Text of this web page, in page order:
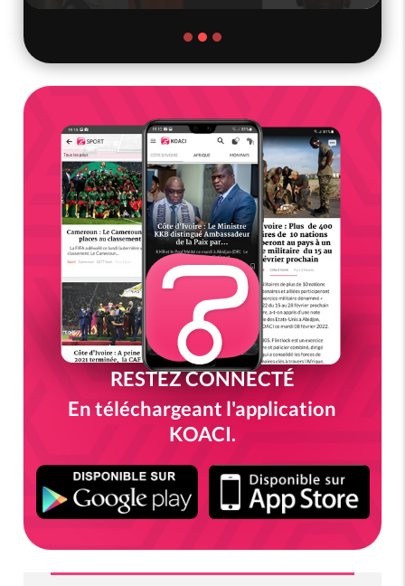
RESTEZ CONNECTÉ
En téléchargeant l'application
KOACI.